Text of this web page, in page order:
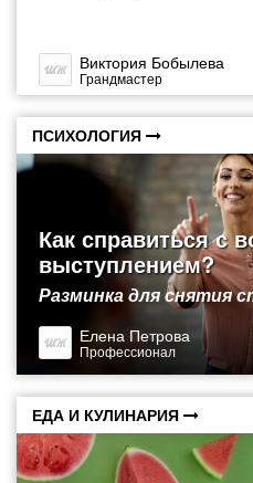
Виктория Бобылева
Грандмастер
ПСИХОЛОГИЯ
Как справиться с
выступлением?
Разминка для снятия
Елена Петрова
Профессионал
ЕДА И КУЛИНАРИЯ